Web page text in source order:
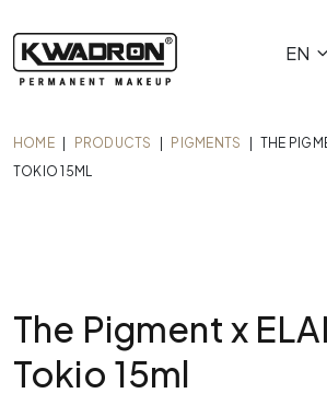
EN
HOME PRODUCTS PIGMENTS
THE
TOKIO 15ML
The Pigment x
Tokio 15ml